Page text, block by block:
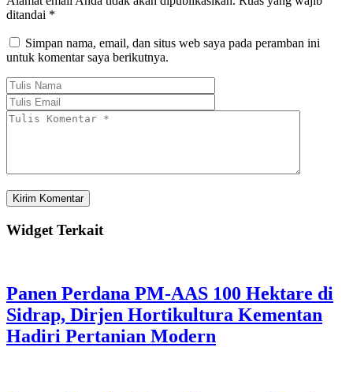
ditandai *
Simpan nama, email, dan situs web saya pada peramban ini
untuk komentar saya berikutnya.
Widget Terkait
Panen Perdana PM-AAS 100 Hektare di
Sidrap, Dirjen Hortikultura Kementan
Hadiri Pertanian Modern